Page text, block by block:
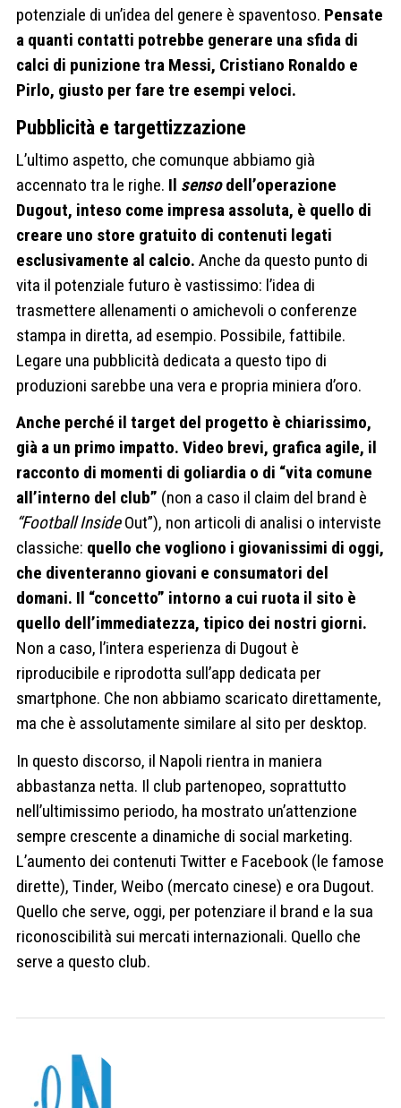
potenziale di un’idea del genere è spaventoso. Pensate
a quanti contatti potrebbe generare una sfida di
calci di punizione tra Messi, Cristiano Ronaldo e
Pirlo, giusto per fare tre esempi veloci.
Pubblicità e targettizzazione
L’ultimo aspetto, che comunque abbiamo già
accennato tra le righe. Il sensodell’operazione
Dugout, inteso come impresa assoluta, è quello di
creare uno store gratuito di contenuti legati
esclusivamente al calcio. Anche da questo punto di
vita il potenziale futuro è vastissimo: l’idea di
trasmettere allenamenti o amichevoli o conferenze
stampa in diretta, ad esempio. Possibile, fattibile.
Legare una pubblicità dedicata a questo tipo di
produzioni sarebbe una vera e propria miniera d’oro.
Anche perché il target del progetto è chiarissimo,
già a un primo impatto. Video brevi, grafica agile, il
racconto di momenti di goliardia o di “vita comune
all’interno del club” (non a caso il claim del brand è
“Football InsideOut”), non articoli di analisi o interviste
classiche: quello che vogliono i giovanissimi di oggi,
che diventeranno giovani e consumatori del
domani. Il “concetto” intorno a cui ruota il sito è
quello dell’immediatezza, tipico dei nostri giorni.
Non a caso, l’intera esperienza di Dugout è
riproducibile e riprodotta sull’app dedicata per
smartphone. Che non abbiamo scaricato direttamente,
ma che è assolutamente similare al sito per desktop.
In questo discorso, il Napoli rientra in maniera
abbastanza netta. Il club partenopeo, soprattutto
nell’ultimissimo periodo, ha mostrato un’attenzione
sempre crescente a dinamiche di social marketing.
L’aumento dei contenuti Twitter e Facebook (le famose
dirette), Tinder, Weibo (mercato cinese) e ora Dugout.
Quello che serve, oggi, per potenziare il brand e la sua
riconoscibilità sui mercati internazionali. Quello che
serve a questo club.